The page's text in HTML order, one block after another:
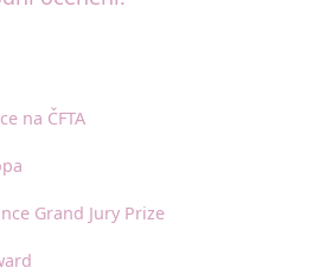
na ČFTA
Grand Jury Prize